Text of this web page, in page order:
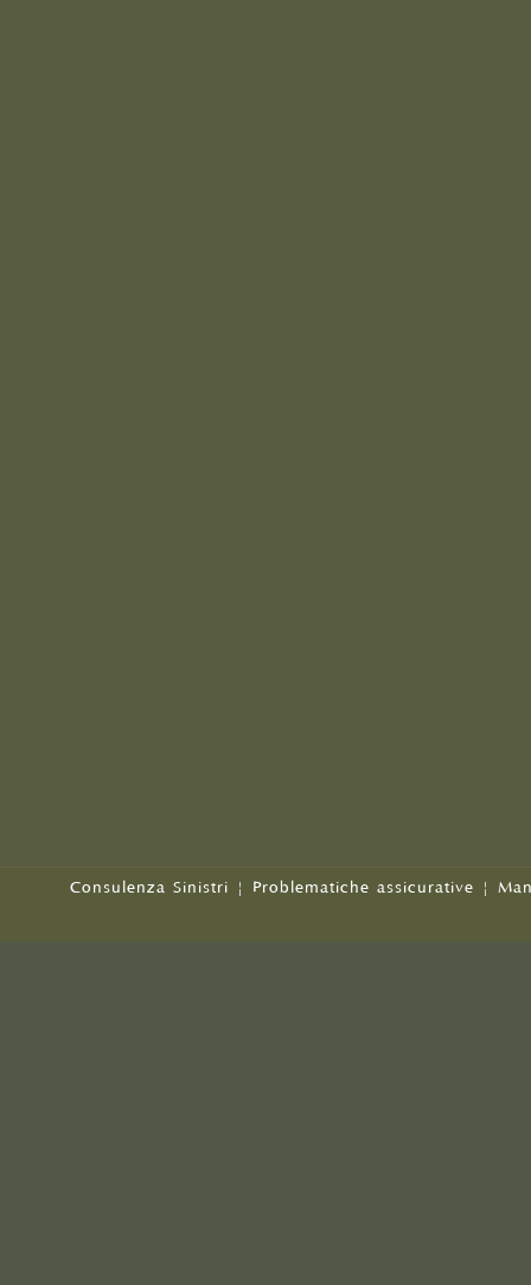
Consulenza Sinistri | Problematiche assicurative |